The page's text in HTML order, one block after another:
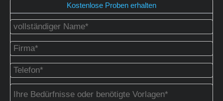
Kostenlose Proben erhalten